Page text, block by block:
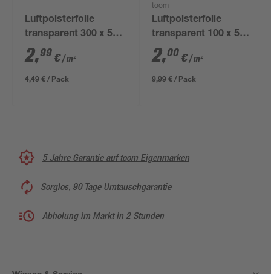
Luftpolsterfolie
transparent 300 x 50
cm, kleine Noppen
2,99 €/ m²
4,49 € / Pack
toom
Luftpolsterfolie
transparent 100 x 500
cm
2,00 €/ m²
9,99 € / Pack
5 Jahre Garantie auf toom Eigenmarken
Sorglos, 90 Tage Umtauschgarantie
Abholung im Markt in 2 Stunden